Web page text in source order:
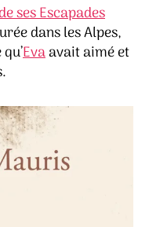
ses Escapades
dans les Alpes,
Evaavait aimé et